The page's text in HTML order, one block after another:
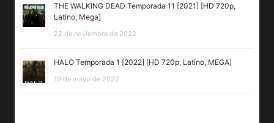
THE WALKING DEAD Temporada 11 [2021] [HD 720p,
Latino, Mega]
22 de noviembre de 2022
HALO Temporada 1 [2022] [HD 720p, Latino, MEGA]
19 de mayo de 2022